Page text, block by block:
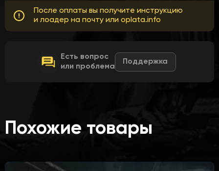
После оплаты вы получите инструкцию
и лоадер на почту или oplata.info
Есть вопрос
или проблема
Поддержка
Похожие товары